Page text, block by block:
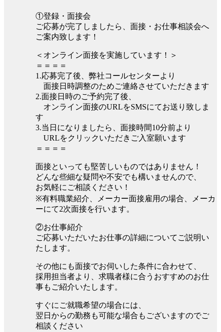
①登録・面接会
ご応募が完了しましたら、面接・お仕事相談会へ
ご案内致します！
＜オンライン面接を実施しています！＞
＝＝＝＝
1.応募完了後、弊社コールセンターより
面接日時調整のためご連絡させていただきます
2.面接日時のご予約完了後、
オンライン面接のURLをSMSにてお送り致しま
す
3.当日になりましたら、面接時間10分前より
URLをクリックいただきご入室願います
＝＝＝＝
面接といっても堅苦しいものではありません！
どんな些細な疑問や不安でも構いませんので、
お気軽にご相談ください！
※有料職業紹介、メーカー面接雇用の場合、メーカ
ーにて2次面接を行います。
②お仕事紹介
ご応募いただいたお仕事の詳細についてご説明い
たします。
その他にも面接でお伺いした条件に合わせて、
採用担当者より、求職者様に合うおすすめのお仕
事もご紹介いたします。
すぐにご就職希望の場合には、
翌日からの勤務も可能な場合もございますのでご
相談ください